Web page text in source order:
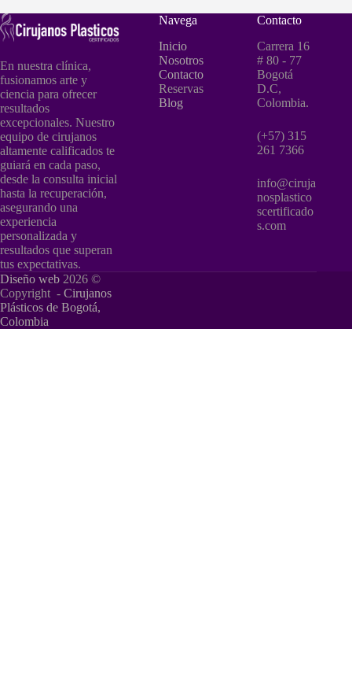
En nuestra clínica,
fusionamos arte y
ciencia para ofrecer
resultados
excepcionales. Nuestro
equipo de cirujanos
altamente calificados te
guiará en cada paso,
desde la consulta inicial
hasta la recuperación,
asegurando una
experiencia
personalizada y
resultados que superan
tus expectativas.
Navega
Inicio
Nosotros
Contacto
Reservas
Blog
Contacto
Carrera 16
# 80 - 77
Bogotá
D.C,
Colombia.
(+57) 315
261 7366
info@ciruja
nosplastico
scertificado
s.com
Diseño web 2026 ©
Copyright - Cirujanos
Plásticos de Bogotá,
Colombia